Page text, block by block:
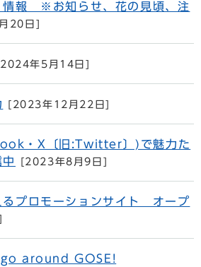
情報 ※お知らせ、花の見頃、注
20日]
年5月14日]
[2023年12月22日]
・X〔旧:Twitter〕)で魅力た
[2023年8月9日]
るプロモーションサイト オープ
around GOSE!